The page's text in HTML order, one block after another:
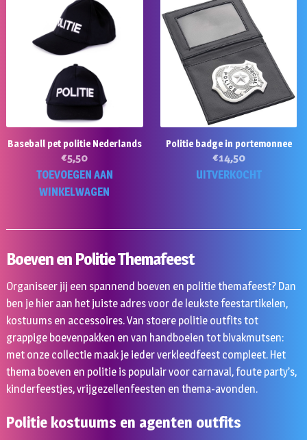
Baseball pet politie Nederlands
€5,50
TOEVOEGEN AAN
WINKELWAGEN
Politie badge in portemonnee
€14,50
UITVERKOCHT
Boeven en Politie Themafeest
Organiseer jij een spannend boeven en politie themafeest? Dan
ben je hier aan het juiste adres voor de leukste feestartikelen,
kostuums en accessoires. Van stoere politie outfits tot
grappige boevenpakken en van handboeien tot bivakmutsen:
met onze collectie maak je ieder verkleedfeest compleet. Het
thema boeven en politie is populair voor carnaval, foute party’s,
kinderfeestjes, vrijgezellenfeesten en thema-avonden.
Politie kostuums en agenten outfits